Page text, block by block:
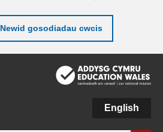
Newid gosodiadau cwcis
English